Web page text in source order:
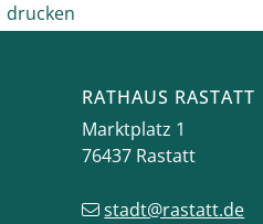
drucken
RATHAUS RASTATT
Marktplatz 1
76437 Rastatt
stadt@rastatt.de